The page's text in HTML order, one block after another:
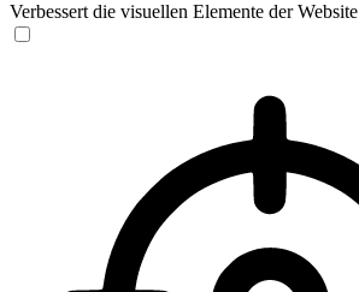
Verbessert die visuellen Elemente der Website